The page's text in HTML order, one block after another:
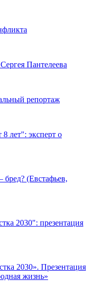
Пантелеева
репортаж
лет": эксперт о
бред? (Евстафьев,
2030": презентация
2030». Презентация
жизнь»